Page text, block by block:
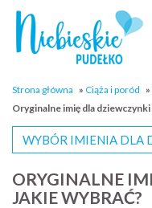
Strona główna » Ciąża i poród »
Oryginalne imię dla dziewczynki
ORYGINALNE
JAKIE WYBRAĆ?
WYBÓR IMIENIA DLA